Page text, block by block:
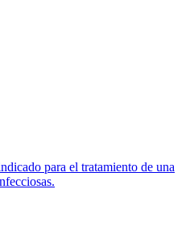
para el tratamiento de una